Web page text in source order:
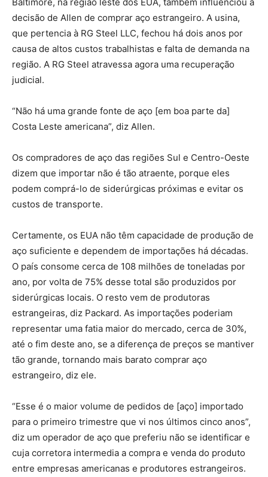
decisão de Allen de comprar aço estrangeiro. A usina,
que pertencia à RG Steel LLC, fechou há dois anos por
causa de altos custos trabalhistas e falta de demanda na
região. A RG Steel atravessa agora uma recuperação
judicial.
“Não há uma grande fonte de aço [em boa parte da]
Costa Leste americana”, diz Allen.
Os compradores de aço das regiões Sul e Centro-Oeste
dizem que importar não é tão atraente, porque eles
podem comprá-lo de siderúrgicas próximas e evitar os
custos de transporte.
Certamente, os EUA não têm capacidade de produção de
aço suficiente e dependem de importações há décadas.
O país consome cerca de 108 milhões de toneladas por
ano, por volta de 75% desse total são produzidos por
siderúrgicas locais. O resto vem de produtoras
estrangeiras, diz Packard. As importações poderiam
representar uma fatia maior do mercado, cerca de 30%,
até o fim deste ano, se a diferença de preços se mantiver
tão grande, tornando mais barato comprar aço
estrangeiro, diz ele.
“Esse é o maior volume de pedidos de [aço] importado
para o primeiro trimestre que vi nos últimos cinco anos”,
diz um operador de aço que preferiu não se identificar e
cuja corretora intermedia a compra e venda do produto
entre empresas americanas e produtores estrangeiros.